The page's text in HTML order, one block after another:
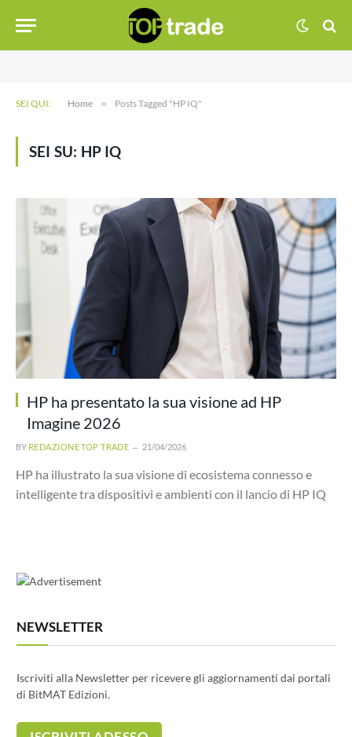
SEI QUI: Home » Posts Tagged "HP IQ"
SEI SU: HP IQ
HP ha presentato la sua visione ad HP
Imagine 2026
BY REDAZIONE TOP TRADE 21/04/2026
HP ha illustrato la sua visione di ecosistema connesso e
intelligente tra dispositivi e ambienti con il lancio di HP IQ
NEWSLETTER
Iscriviti alla Newsletter per ricevere gli aggiornamenti dai portali
di BitMAT Edizioni.